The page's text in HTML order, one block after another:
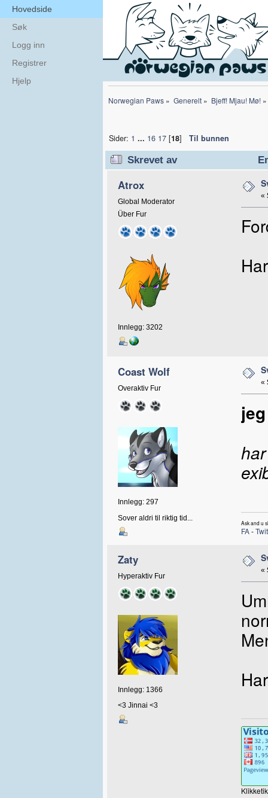
Hovedside
Søk
Logg inn
Registrer
Hjelp
Norwegian Paws » Generelt» Bjeff! Mjau! Mø!»
Sider: 1 ... 16 17[18] Til bunnen
Skrevet av
Atrox
Global Moderator
Über Fur
Innlegg: 3202
«
Coast Wolf
Overaktiv Fur
Innlegg: 297
Sover aldri til riktig tid...
«
Ask and u
FA-
Zaty
Hyperaktiv Fur
Innlegg: 1366
<3 Jinnai <3
«